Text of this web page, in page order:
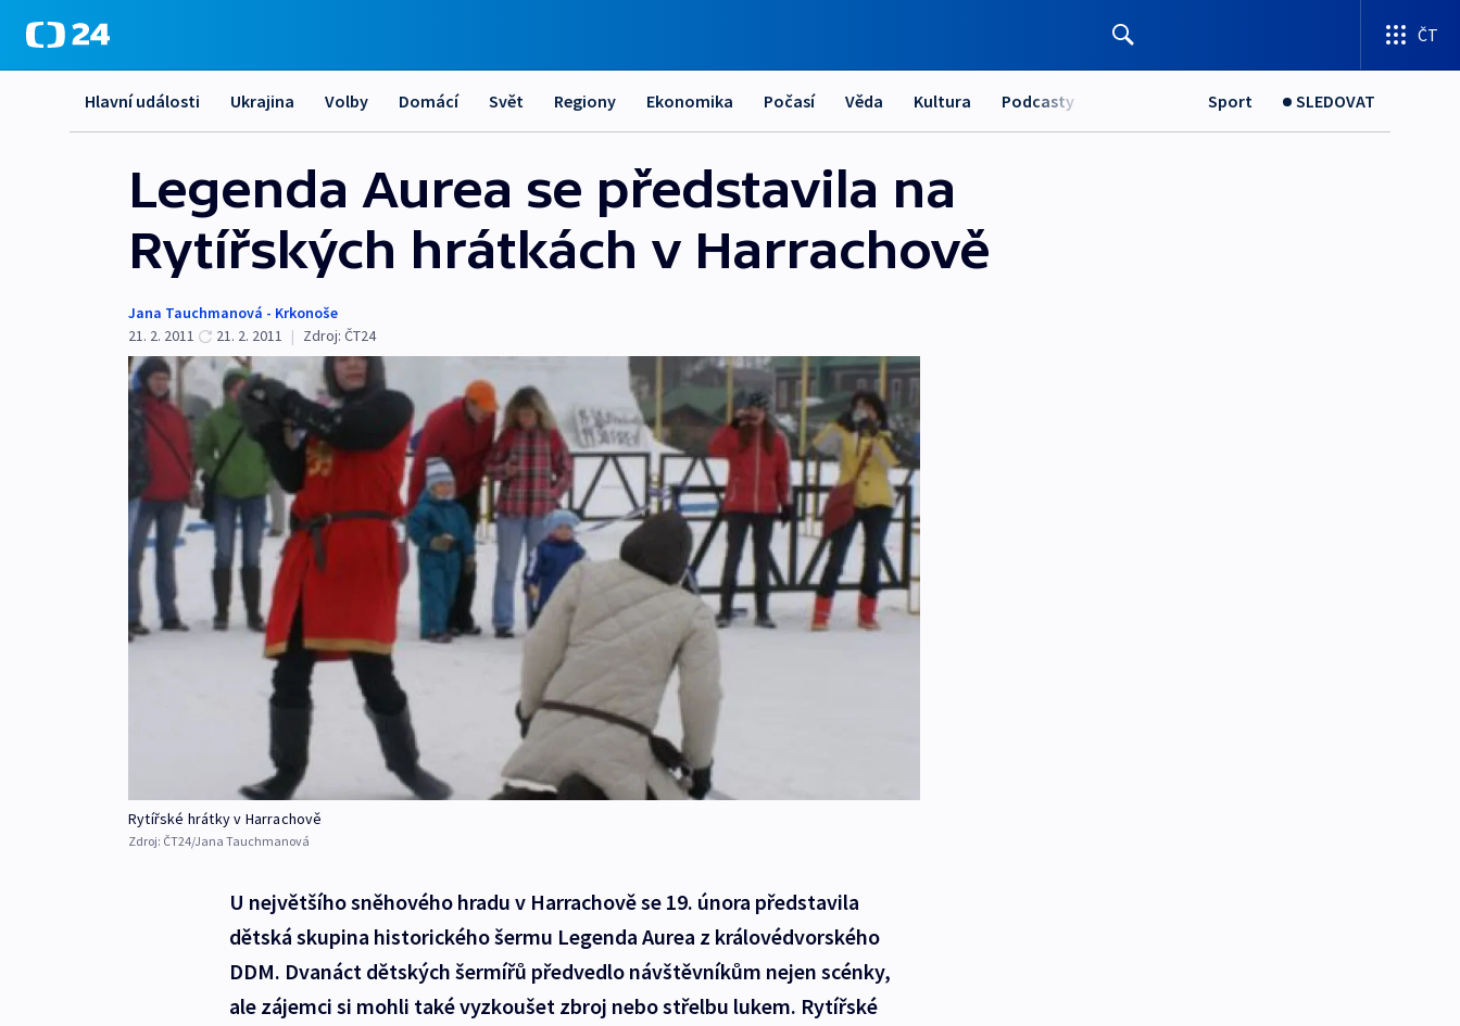
ČT
Hlavní události Ukrajina Volby Domácí Svět Regiony Ekonomika Počasí Věda Kultura Podcasty Sport SLEDOVAT
Legenda Aurea se představila na
Rytířských hrátkách v Harrachově
Jana Tauchmanová - Krkonoše
21. 2. 2011
21. 2. 2011 | Zdroj: ČT24
Rytířské hrátky v Harrachově
Zdroj: ČT24/Jana Tauchmanová
U největšího sněhového hradu v Harrachově se 19. února představila
dětská skupina historického šermu Legenda Aurea z královédvorského
DDM. Dvanáct dětských šermířů předvedlo návštěvníkům nejen scénky,
ale zájemci si mohli také vyzkoušet zbroj nebo střelbu lukem. Rytířské